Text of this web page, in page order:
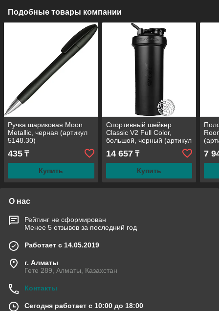
Подобные товары компании
Ручка шариковая Moon
Metallic, черная (артикул
5148.30)
435 ₸
Купить
Спортивный шейкер
Classic V2 Full Color,
большой, черный (артикул
13365.30)
14 657₸
Купить
7
О нас
Рейтинг не сформирован
Менее 5 отзывов за последний год
Работает с 14.05.2019
г. Алматы
Гете 289, Алматы, Казахстан
Контакты
Сегодня работает с 10:00 до 18:00